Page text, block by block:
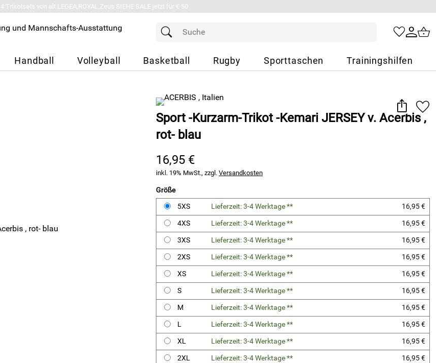
14 Trikotsets von alt.LEGEA,ROYAL,Zeus SIEHE SALE jetzt für € 50
Handball Volleyball Basketball Rugby Sporttaschen Trainingshilfen
Sport -Kurzarm-Trikot -Kemari JERSEY v. Acerbis ,
rot- blau
16,95 €
inkl. 19% MwSt., zzgl. Versandkosten
Größe
5XS
Lieferzeit: 3-4 Werktage **
16,95 €
4XS
Lieferzeit: 3-4 Werktage **
16,95 €
3XS
Lieferzeit: 3-4 Werktage **
16,95 €
2XS
Lieferzeit: 3-4 Werktage **
16,95 €
XS
Lieferzeit: 3-4 Werktage **
16,95 €
S
Lieferzeit: 3-4 Werktage **
16,95 €
M
Lieferzeit: 3-4 Werktage **
16,95 €
L
Lieferzeit: 3-4 Werktage **
16,95 €
XL
Lieferzeit: 3-4 Werktage **
16,95 €
2XL
Lieferzeit: 3-4 Werktage **
16,95 €